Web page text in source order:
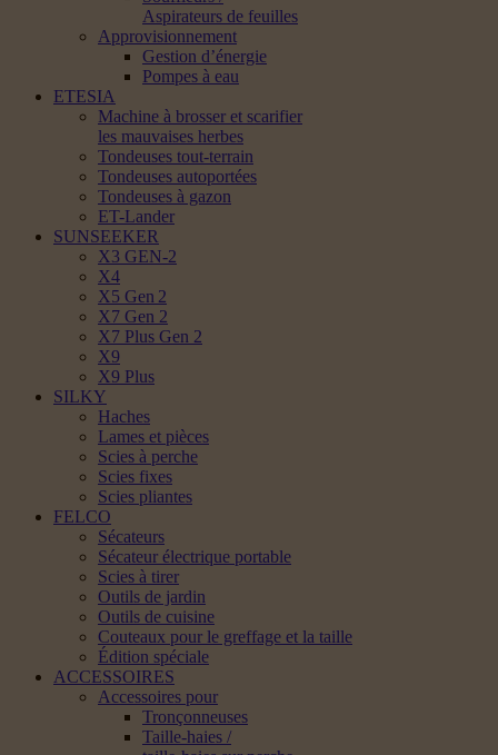
Aspirateurs de feuilles
Approvisionnement
Gestion d’énergie
Pompes à eau
ETESIA
Machine à brosser et scarifier
les mauvaises herbes
Tondeuses tout-terrain
Tondeuses autoportées
Tondeuses à gazon
ET-Lander
SUNSEEKER
X3 GEN-2
X4
X5 Gen 2
X7 Gen 2
X7 Plus Gen 2
X9
X9 Plus
SILKY
Haches
Lames et pièces
Scies à perche
Scies fixes
Scies pliantes
FELCO
Sécateurs
Sécateur électrique portable
Scies à tirer
Outils de jardin
Outils de cuisine
Couteaux pour le greffage et la taille
Édition spéciale
ACCESSOIRES
Accessoires pour
Tronçonneuses
Taille-haies /